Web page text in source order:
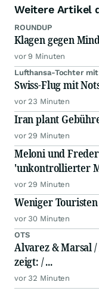
Weitere Artikel
ROUNDUP
Klagen gegen
vor 9 Minuten
Lufthansa-Tochter
Swiss-Flug mit
vor 23 Minuten
Iran plant
vor 29 Minuten
Meloni und
'unkontrollierter
vor 29 Minuten
Weniger
vor 30 Minuten
OTS
Alvarez & Marsal
zeigt: / ...
vor 32 Minuten